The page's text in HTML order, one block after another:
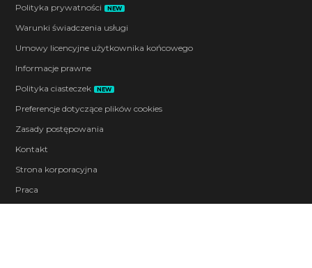
Polityka prywatności NEW
Warunki świadczenia usługi
Umowy licencyjne użytkownika końcowego
Informacje prawne
Polityka ciasteczek
NEW
Preferencje dotyczące plików cookies
Zasady postępowania
Kontakt
Strona korporacyjna
Praca